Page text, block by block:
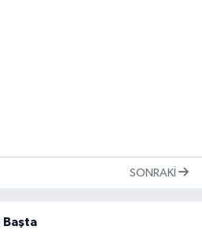
SONRAKI
Başta